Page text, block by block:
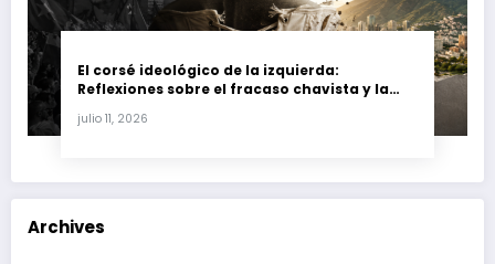
El corsé ideológico de la izquierda:
Reflexiones sobre el fracaso chavista y la
julio 11, 2026
Archives